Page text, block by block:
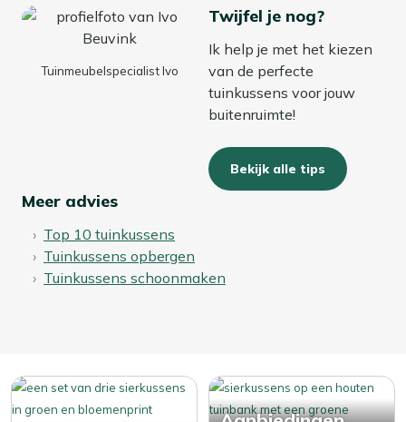
Tuinmeubelspecialist Ivo
Twijfel je nog?
Ik help je met het kiezen
van de perfecte
tuinkussens voor jouw
buitenruimte!
Bekijk alle tips
Meer advies
Top 10 tuinkussens
Tuinkussens opbergen
Tuinkussens schoonmaken